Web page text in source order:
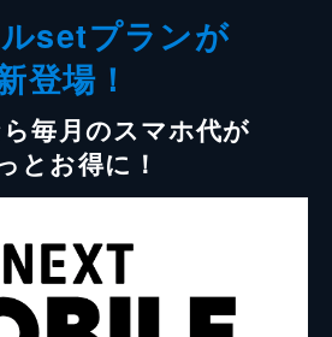
setプランが
登場！
毎月のスマホ代が
とお得に！